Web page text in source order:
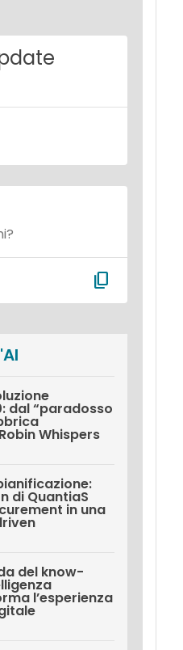
content_copy
dal “paradosso
Whispers
di QuantiaS
in una
del know-
l’esperienza